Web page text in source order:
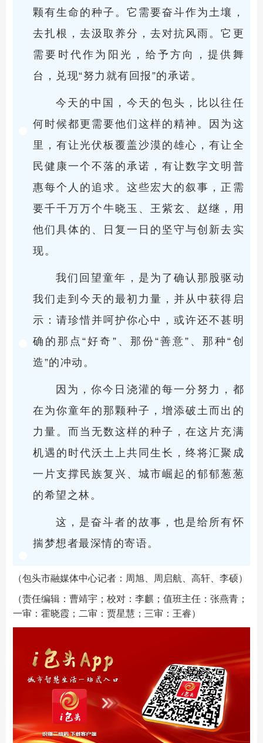
颗有生命的种子。它需要奋斗作为土壤，
去扎根，去汲取养分，去对抗风雨。它更
需要时代作为阳光，给予方向，提供舞
台，兑现“努力就有回报”的承诺。
今天的中国，今天的包头，比以往任
何时候都更需要他们这样的精神。因为这
里，有让光伏板覆盖沙漠的雄心，有让全
民健康一个不落的承诺，有让数字文明普
惠每个人的追求。这些宏大的叙事，正需
要千千万万个牛晓玉、王紫玄、赵继，用
他们具体的、日复一日的坚守与创新去实
现。
我们回望童年，是为了确认那股驱动
我们走到今天的最初力量，并从中获得启
示：请珍惜并呵护你心中，或许还不甚明
确的那点“好奇”、那份“善意”、那种“创
造”的冲动。
因为，你今日浇灌的每一分努力，都
在为你童年的那颗种子，增添破土而出的
力量。而当无数这样的种子，在这片充满
机遇的时代沃土上共同生长，终将汇聚成
一片支撑民族复兴、城市崛起的郁郁葱葱
的希望之林。
这，是奋斗者的故事，也是给所有怀
揣梦想者最深情的寄语。
（包头市融媒体中心记者：周旭、周启航、高轩、李硕）
（责任编辑：曹靖宇；校对：李麒；值班主任：张燕青；
一审：霍晓霞；二审：贾星慧；三审：王睿）